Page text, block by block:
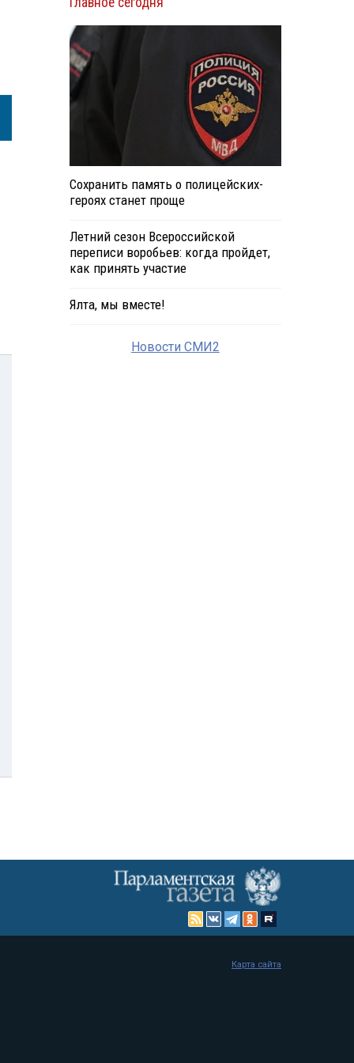
Сохранить память о полицейских-
героях станет проще
Летний сезон Всероссийской
переписи воробьев: когда пройдет,
как принять участие
Ялта, мы вместе!
Новости СМИ2
Карта сайта